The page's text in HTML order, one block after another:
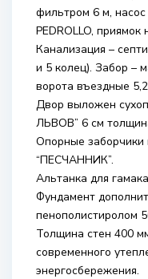
фильтром 6 м,
PEDROLLO,
Канализация –
и 5 колец). Забор –
ворота въездные
Двор выложен
ЛЬВОВ” 6 см
Опорные
“ПЕСЧАННИК”.
Альтанка для
Фундамент
пенополистиролом
Толщина стен 400
современного
энергосбережения.